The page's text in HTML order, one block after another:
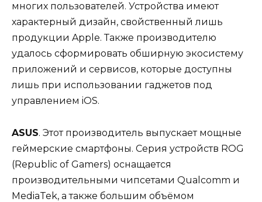
многих пользователей. Устройства имеют
характерный дизайн, свойственный лишь
продукции Apple. Также производителю
удалось сформировать обширную экосистему
приложений и сервисов, которые доступны
лишь при использовании гаджетов под
управлением iOS.
ASUS. Этот производитель выпускает мощные
геймерские смартфоны. Серия устройств ROG
(Republic of Gamers) оснащается
производительными чипсетами Qualcomm и
MediaTek, а также большим объёмом